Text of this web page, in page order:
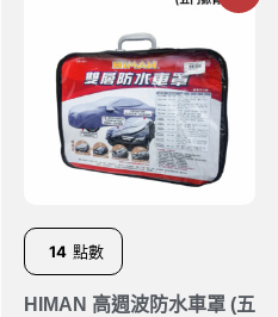
14 點數
HIMAN 高週波防水車罩 (五